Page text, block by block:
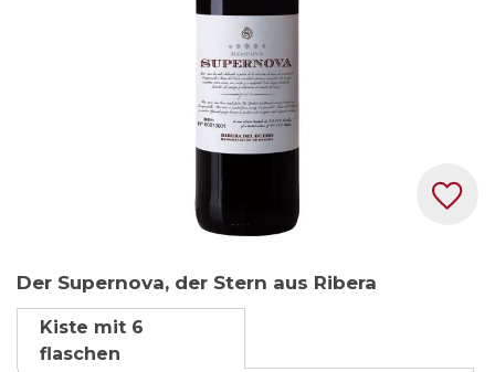
Anfang
der
Bildgalerie
Der Supernova, der Stern aus Ribera
Kiste mit 6
flaschen